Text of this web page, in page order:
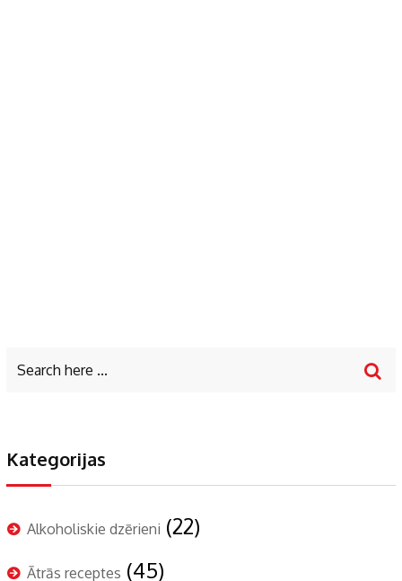
Kategorijas
Alkoholiskie dzērieni (22)
Ātrās receptes (45)